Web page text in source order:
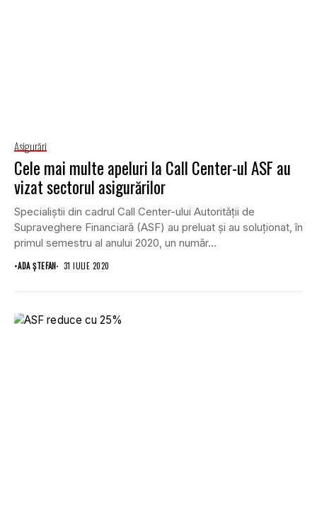
Asigurări
Cele mai multe apeluri la Call Center-ul ASF au
vizat sectorul asigurărilor
Specialiştii din cadrul Call Center-ului Autorităţii de
Supraveghere Financiară (ASF) au preluat şi au soluţionat, în
primul semestru al anului 2020, un număr...
•ADA ȘTEFAN 31 IULIE 2020